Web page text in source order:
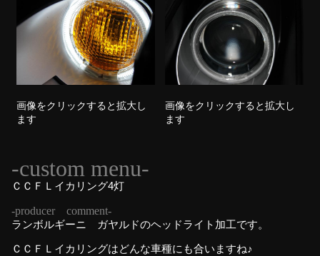
画像をクリックすると拡大し
ます
画像をクリックすると拡大し
ます
-custom menu-
ＣＣＦＬイカリング4灯
-producer comment-
ランボルギーニ ガヤルドのヘッドライト加工です。
ＣＣＦＬイカリングはどんな車種にも合いますね♪